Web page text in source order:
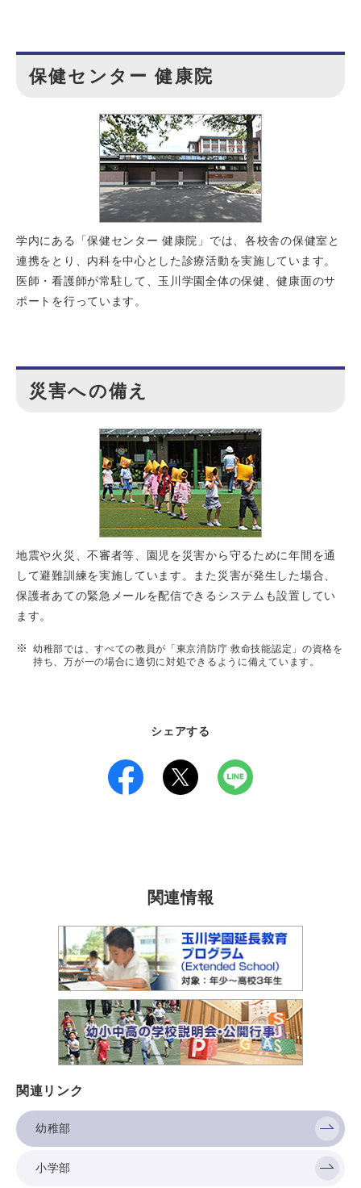
保健センター 健康院
学内にある「保健センター 健康院」では、各校舎の保健室と
連携をとり、内科を中心とした診療活動を実施しています。
医師・看護師が常駐して、玉川学園全体の保健、健康面のサ
ポートを行っています。
災害への備え
地震や火災、不審者等、園児を災害から守るために年間を通
して避難訓練を実施しています。また災害が発生した場合、
保護者あての緊急メールを配信できるシステムも設置してい
ます。
幼稚部では、すべての教員が「東京消防庁 救命技能認定」の資格を
持ち、万が一の場合に適切に対処できるように備えています。
シェアする
関連情報
関連リンク
幼稚部
小学部